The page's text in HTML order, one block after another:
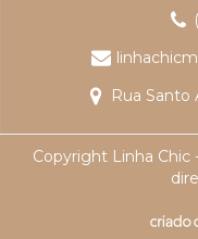
Rua Santo
Copyright Linha Chic